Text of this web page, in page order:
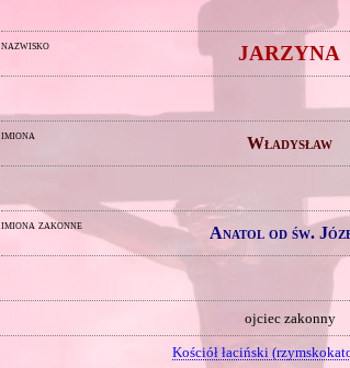
nazwisko JARZYNA
imiona Władysław
imiona zakonne Anatol od św.
ojciec zakonny
Kościół łaciński